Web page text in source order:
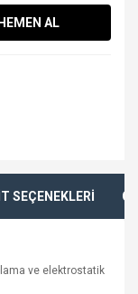
AL
SEÇENEKLERİ
ve elektrostatik